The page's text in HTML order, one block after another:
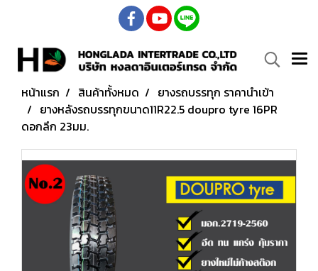
หน้าแรก สินค้าทั้งหมด
ยางรถบรรทุก ราคานำเข้า
ยางหลังรถบรรทุกขนาด11R22.5 doupro tyre 16PR
ดอกลึก 23มม.